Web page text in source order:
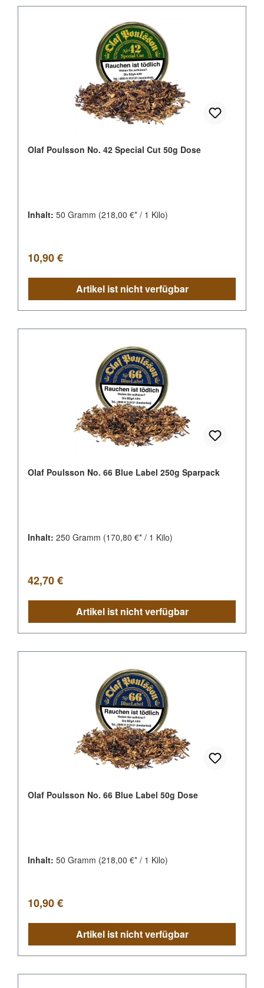
Olaf Poulsson No. 42 Special Cut 50g Dose
Inhalt: 50 Gramm (218,00 €* / 1 Kilo)
Regulärer Preis:
10,90 €
Artikel ist nicht verfügbar
Olaf Poulsson No. 66 Blue Label 250g Sparpack
Inhalt: 250 Gramm (170,80 €* / 1 Kilo)
Regulärer Preis:
42,70 €
Artikel ist nicht verfügbar
Olaf Poulsson No. 66 Blue Label 50g Dose
Inhalt: 50 Gramm (218,00 €* / 1 Kilo)
Regulärer Preis:
10,90 €
Artikel ist nicht verfügbar